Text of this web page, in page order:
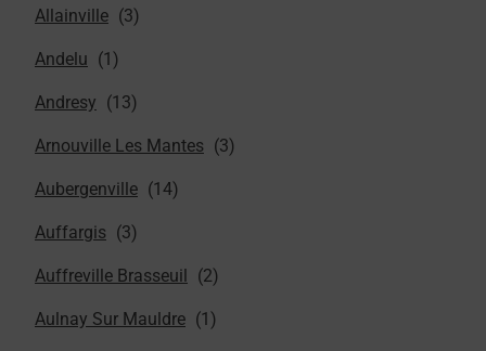
Allainville
Andelu
Andresy
Arnouville Les Mantes
Aubergenville
Auffargis
Auffreville Brasseuil
Aulnay Sur Mauldre